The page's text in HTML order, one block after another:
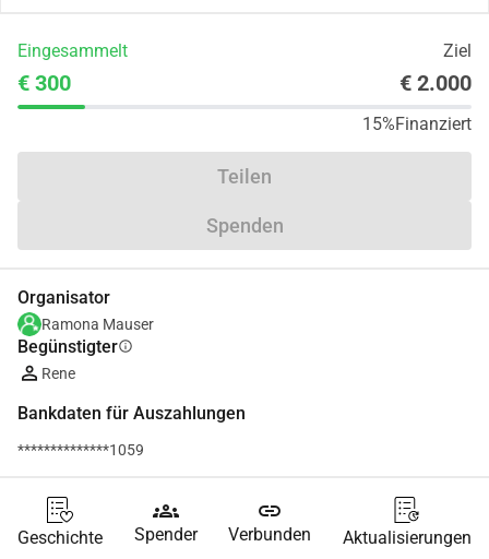
Eingesammelt Ziel
€ 300 € 2.000
15%Finanziert
Teilen
Spenden
Organisator
Ramona Mauser
Begünstigterinfo
Rene
Bankdaten für Auszahlungen
**************1059
Geschichte
groups
Spender
link
Verbunden Aktualisierungen